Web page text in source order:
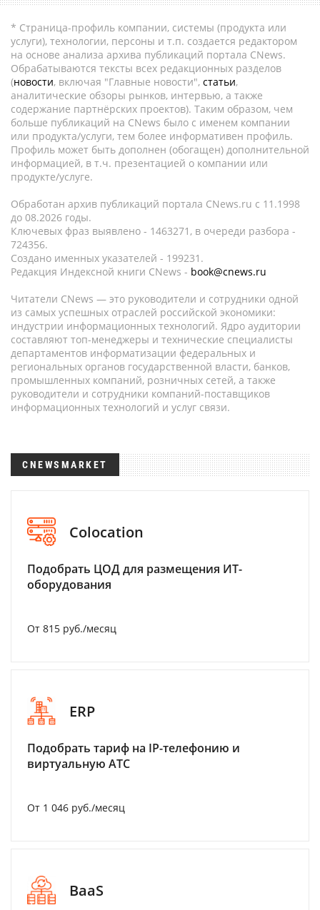
* Страница-профиль компании, системы (продукта или
услуги), технологии, персоны и т.п. создается редактором
на основе анализа архива публикаций портала CNews.
Обрабатываются тексты всех редакционных разделов
(новости, включая "Главные новости", статьи,
аналитические обзоры рынков, интервью, а также
содержание партнёрских проектов). Таким образом, чем
больше публикаций на CNews было с именем компании
или продукта/услуги, тем более информативен профиль.
Профиль может быть дополнен (обогащен) дополнительной
информацией, в т.ч. презентацией о компании или
продукте/услуге.
Обработан архив публикаций портала CNews.ru c 11.1998
до 08.2026 годы.
Ключевых фраз выявлено - 1463271, в очереди разбора -
724356.
Создано именных указателей - 199231.
Редакция Индексной книги CNews - book@cnews.ru
Читатели CNews — это руководители и сотрудники одной
из самых успешных отраслей российской экономики:
индустрии информационных технологий. Ядро аудитории
составляют топ-менеджеры и технические специалисты
департаментов информатизации федеральных и
региональных органов государственной власти, банков,
промышленных компаний, розничных сетей, а также
руководители и сотрудники компаний-поставщиков
информационных технологий и услуг связи.
CNEWSMARKET
Colocation
Подобрать ЦОД для размещения ИТ-
оборудования
От 815 руб./месяц
ERP
Подобрать тариф на IP-телефонию и
виртуальную АТС
От 1 046 руб./месяц
BaaS